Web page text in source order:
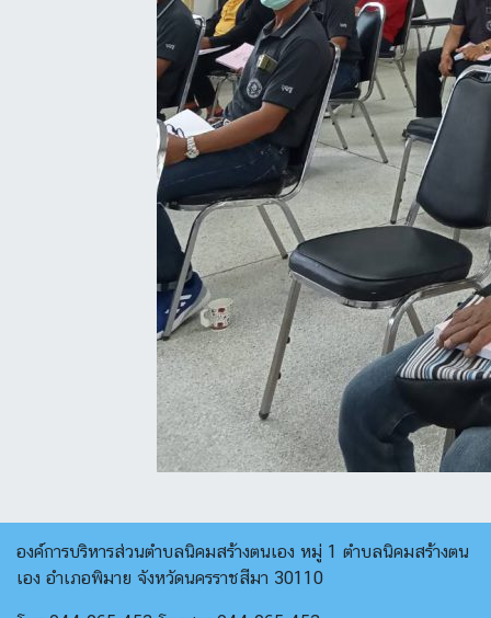
องค์การบริหารส่วนตำบลนิคมสร้างตนเอง หมู่ 1 ตำบลนิคมสร้างตน
เอง อำเภอพิมาย จังหวัดนครราชสีมา 30110